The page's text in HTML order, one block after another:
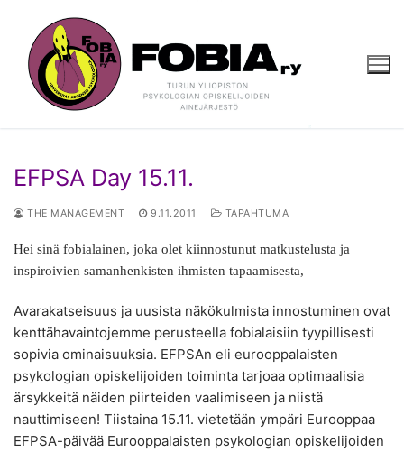
sisältöön
EFPSA Day 15.11.
THE MANAGEMENT 9.11.2011 TAPAHTUMA
Hei sinä fobialainen, joka olet kiinnostunut matkustelusta ja
inspiroivien samanhenkisten ihmisten tapaamisesta,
Avarakatseisuus ja uusista näkökulmista innostuminen ovat
kenttähavaintojemme perusteella fobialaisiin tyypillisesti
sopivia ominaisuuksia. EFPSAn eli eurooppalaisten
psykologian opiskelijoiden toiminta tarjoaa optimaalisia
ärsykkeitä näiden piirteiden vaalimiseen ja niistä
nauttimiseen! Tiistaina 15.11. vietetään ympäri Eurooppaa
EFPSA-päivää Eurooppalaisten psykologian opiskelijoiden